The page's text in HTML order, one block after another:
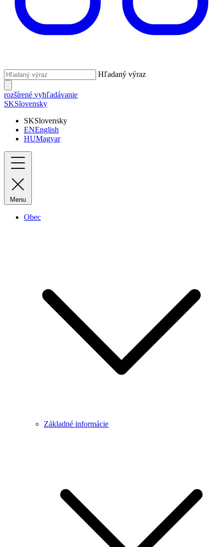
Hľadaný výraz
rozšírené vyhľadávanie
SKSlovensky
SKSlovensky
ENEnglish
HUMagyar
Menu
Obec
Základné informácie